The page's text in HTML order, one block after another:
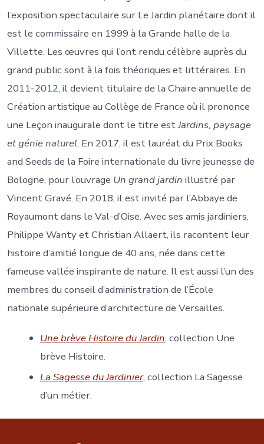
l’exposition spectaculaire sur Le Jardin planétaire dont il
est le commissaire en 1999 à la Grande halle de la
Villette. Les œuvres qui l’ont rendu célèbre auprès du
grand public sont à la fois théoriques et littéraires. En
2011-2012, il devient titulaire de la Chaire annuelle de
Création artistique au Collège de France où il prononce
une Leçon inaugurale dont le titre estJardins, paysage
et génie naturel. En 2017, il est lauréat du Prix Books
and Seeds de la Foire internationale du livre jeunesse de
Bologne, pour l’ouvrage Un grand jardin illustré par
Vincent Gravé. En 2018, il est invité par l’Abbaye de
Royaumont dans le Val-d’Oise. Avec ses amis jardiniers,
Philippe Wanty et Christian Allaert, ils racontent leur
histoire d’amitié longue de 40 ans, née dans cette
fameuse vallée inspirante de nature. Il est aussi l’un des
membres du conseil d’administration de l’École
nationale supérieure d’architecture de Versailles.
Une brève Histoire du Jardin, collection Une
brève Histoire.
La Sagesse du Jardinier, collection La Sagesse
d’un métier.